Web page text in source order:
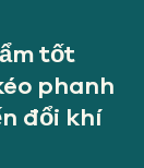
tốt
phanh
đổi khí